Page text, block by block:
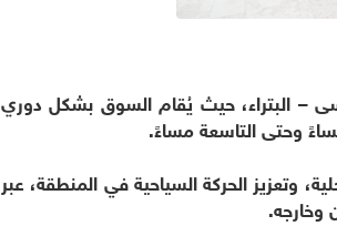
– البتراء، حيث يُقام السوق بشكل دوري
وحتى التاسعة مساءً.
وتعزيز الحركة السياحية في المنطقة، عبر
وخارجه.